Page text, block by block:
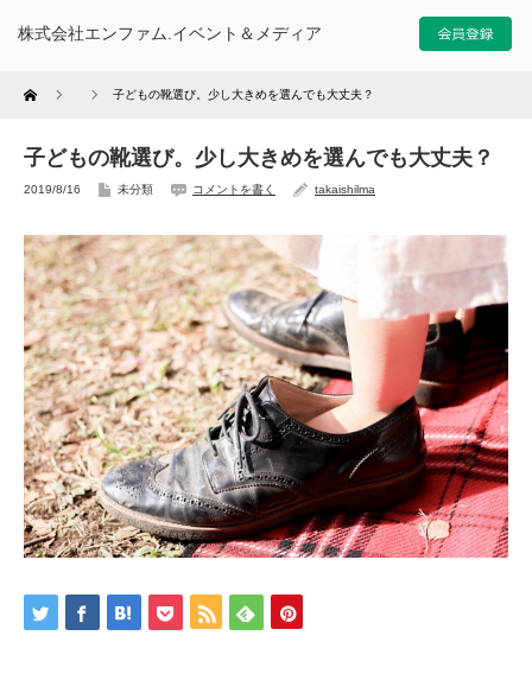
株式会社エンファム.イベント＆メディア
Home 子どもの靴選び。少し大きめを選んでも大丈夫？
子どもの靴選び。少し大きめを選んでも大丈夫？
2019/8/16 未分類 コメントを書く takaishilma